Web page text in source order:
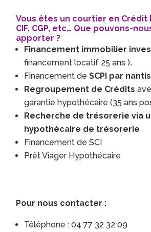
Vous êtes un courtier en Crédit
CIF, CGP, etc… Que pouvons-
apporter ?
Financement immobilier
financement locatif 25 ans ).
Financement deSCPI par
Regroupement de Crédits
garantie hypothécaire (35 ans
Recherche de trésorerie via
hypothécaire de trésorerie
Financement de SCI
Prêt Viager Hypothécaire
Pour nous contacter :
Téléphone : 04 77 32 32 09